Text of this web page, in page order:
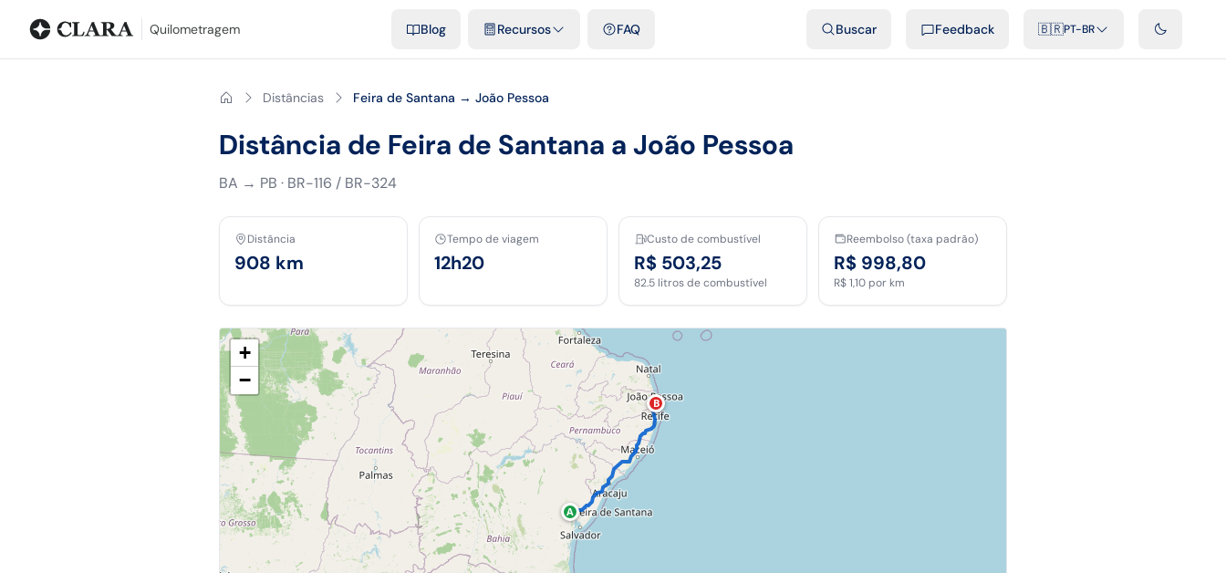
Quilometragem Blog Recursos FAQ Buscar Feedback 🇧🇷PT-BR
Distâncias Feira de Santana → João Pessoa
Distância de Feira de Santana a João Pessoa
BA → PB · BR-116 / BR-324
Distância
908 km
Tempo de viagem
12h20
Custo de combustível
R$ 503,25
82.5 litros de combustível
Reembolso (taxa padrão)
R$ 998,80
R$ 1,10 por km
A
B
+
−